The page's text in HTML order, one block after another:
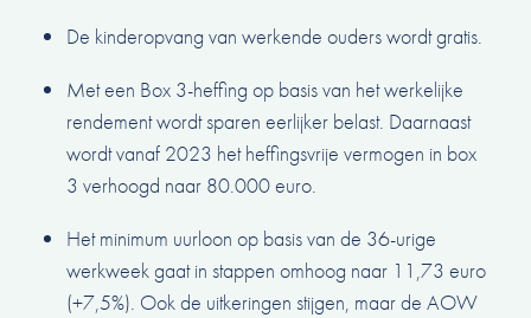
De kinderopvang van werkende ouders wordt gratis.
Met een Box 3-heffing op basis van het werkelijke
rendement wordt sparen eerlijker belast. Daarnaast
wordt vanaf 2023 het heffingsvrije vermogen in box
3 verhoogd naar 80.000 euro.
Het minimum uurloon op basis van de 36-urige
werkweek gaat in stappen omhoog naar 11,73 euro
(+7,5%). Ook de uitkeringen stijgen, maar de AOW